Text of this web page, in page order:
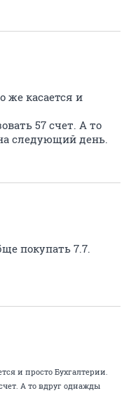
же касается и
57 счет. А то
следующий день.
покупать 7.7.
и просто Бухгалтерии.
А то вдруг однажды